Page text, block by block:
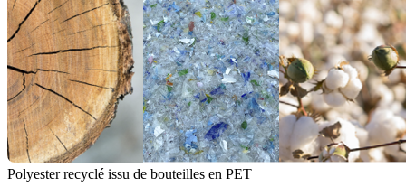
Polyester recyclé issu de bouteilles en PET